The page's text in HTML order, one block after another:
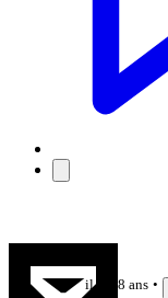
il y a 8 ans